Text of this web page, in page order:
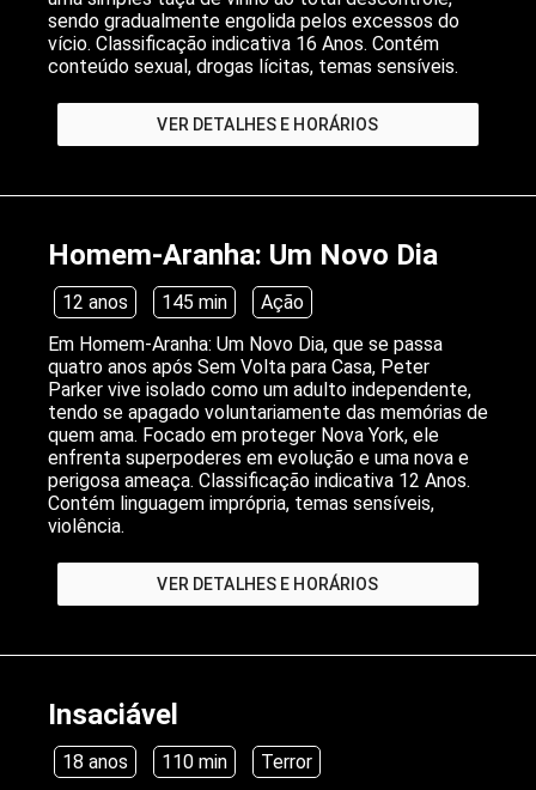
sendo gradualmente engolida pelos excessos do
vício. Classificação indicativa 16 Anos. Contém
conteúdo sexual, drogas lícitas, temas sensíveis.
VER DETALHES E HORÁRIOS
Homem-Aranha: Um Novo Dia
12 anos 145 min
Ação
Em Homem-Aranha: Um Novo Dia, que se passa
quatro anos após Sem Volta para Casa, Peter
Parker vive isolado como um adulto independente,
tendo se apagado voluntariamente das memórias de
quem ama. Focado em proteger Nova York, ele
enfrenta superpoderes em evolução e uma nova e
perigosa ameaça. Classificação indicativa 12 Anos.
Contém linguagem imprópria, temas sensíveis,
violência.
VER DETALHES E HORÁRIOS
Insaciável
18 anos 110 min
Terror